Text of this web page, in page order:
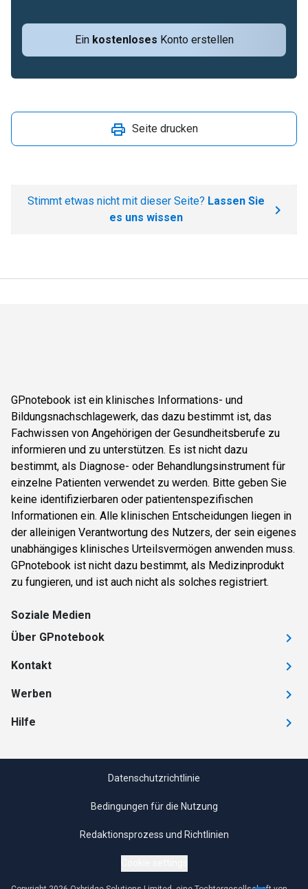
Ein kostenloses Konto erstellen
Seite drucken
Stimmt etwas nicht mit dieser Seite? Lassen Sie
es uns wissen
GPnotebook ist ein klinisches Informations- und
Bildungsnachschlagewerk, das dazu bestimmt ist, das
Fachwissen von Angehörigen der Gesundheitsberufe zu
informieren und zu unterstützen. Es ist nicht dazu
bestimmt, als Diagnose- oder Behandlungsinstrument für
einzelne Patienten verwendet zu werden. Bitte geben Sie
keine identifizierbaren oder patientenspezifischen
Informationen ein. Alle klinischen Entscheidungen liegen in
der alleinigen Verantwortung des Nutzers, der sein eigenes
unabhängiges klinisches Urteilsvermögen anwenden muss.
GPnotebook ist nicht dazu bestimmt, als Medizinprodukt
zu fungieren, und ist auch nicht als solches registriert.
Soziale Medien
Über GPnotebook
Kontakt
Werben
Hilfe
Datenschutzrichtlinie
Bedingungen für die Nutzung
Redaktionsprozess und Richtlinien